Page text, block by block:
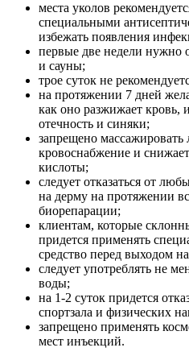
места уколов
специальными
избежать появления
первые две недели нужно
и сауны;
трое суток не
на протяжении 7 дней
как оно разжижает кровь,
отечность и синяки;
запрещено массажировать
кровоснабжение и
кислоты;
следует отказаться от
на дерму на протяжении
биорепарации;
клиентам, которые
придется применять
средство перед выходом
следует употреблять не
воды;
на 1-2 суток придется
спортзала и физических
запрещено применять
мест инъекций.